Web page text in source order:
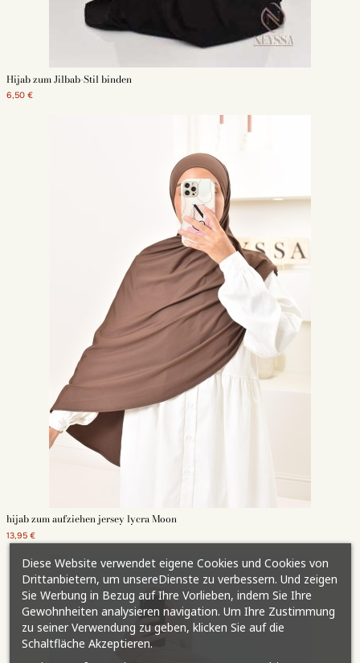
Hijab zum Jilbab-Stil binden
6,50 €
hijab zum aufziehen jersey lycra Moon
13,95 €
Diese Website verwendet eigene Cookies und Cookies von
Drittanbietern, um unsereDienste zu verbessern. Und zeigen
Sie Werbung in Bezug auf Ihre Vorlieben, indem Sie Ihre
Gewohnheiten analysieren navigation. Um Ihre Zustimmung
zu seiner Verwendung zu geben, klicken Sie auf die
Schaltfläche Akzeptieren.